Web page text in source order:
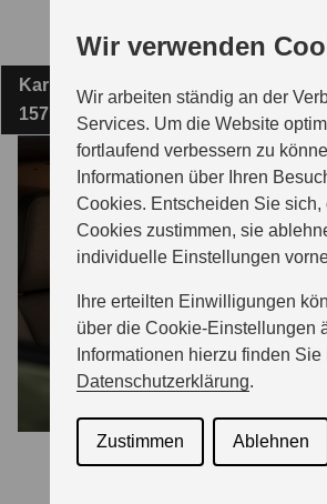
Wir verwenden
Wir arbeiten ständig an der
Services. Um die Website
fortlaufend verbessern zu
Informationen über Ihren
Cookies. Entscheiden Sie sich,
Cookies zustimmen, sie
individuelle Einstellungen
Ihre erteilten Einwilligungen
über die Cookie-Einstellungen
Informationen hierzu finden
Datenschutzerklärung.
Zustimmen Ablehnen
Hauptinhalt
AUTOLAND GMBH ZEESEN
MODELLE
ZUBEHÖR
BERATUNG & KAUF
Karl-Liebknecht-Straße 79-80
15711 Königs Wusterhausen